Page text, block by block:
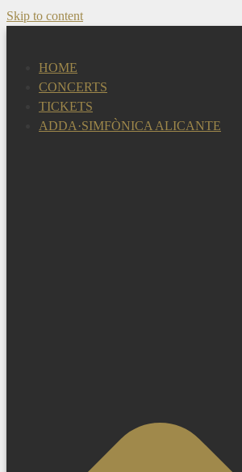
Skip to content
HOME
CONCERTS
TICKETS
ADDA·SIMFÒNICA ALICANTE